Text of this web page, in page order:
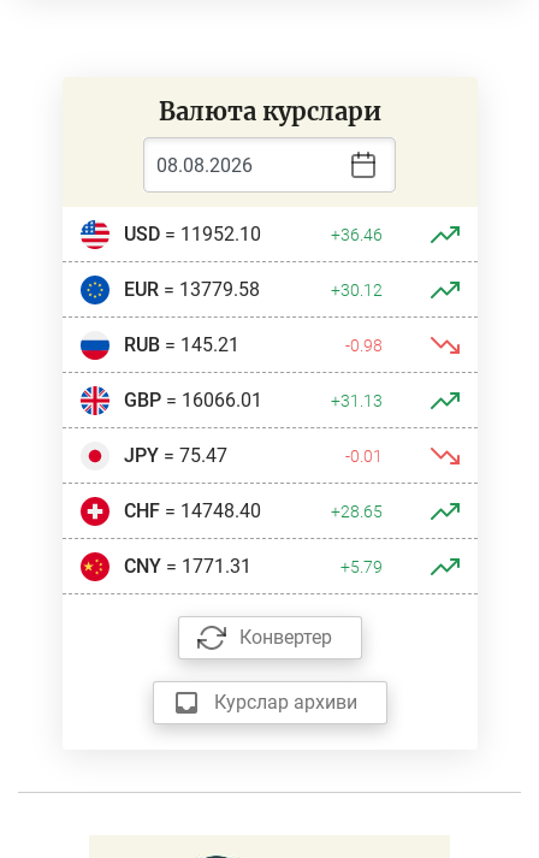
Валюта курслари
USD= 11952.10 +36.46
EUR= 13779.58 +30.12
RUB= 145.21 -0.98
GBP= 16066.01 +31.13
JPY= 75.47 -0.01
CHF= 14748.40 +28.65
CNY= 1771.31 +5.79
Конвертер
Курслар архиви